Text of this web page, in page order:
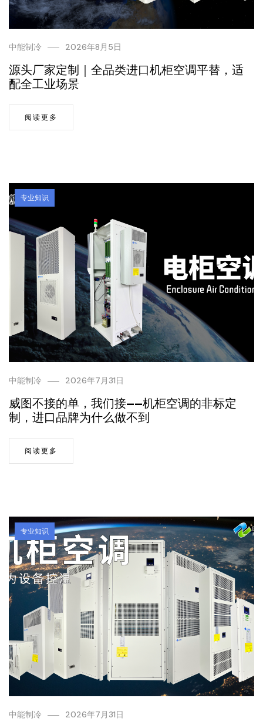
中能制冷 2026年8月5日
源头厂家定制｜全品类进口机柜空调平替，适
配全工业场景
阅读更多
专业知识
中能制冷 2026年7月31日
威图不接的单，我们接——机柜空调的非标定
制，进口品牌为什么做不到
阅读更多
专业知识
中能制冷 2026年7月31日